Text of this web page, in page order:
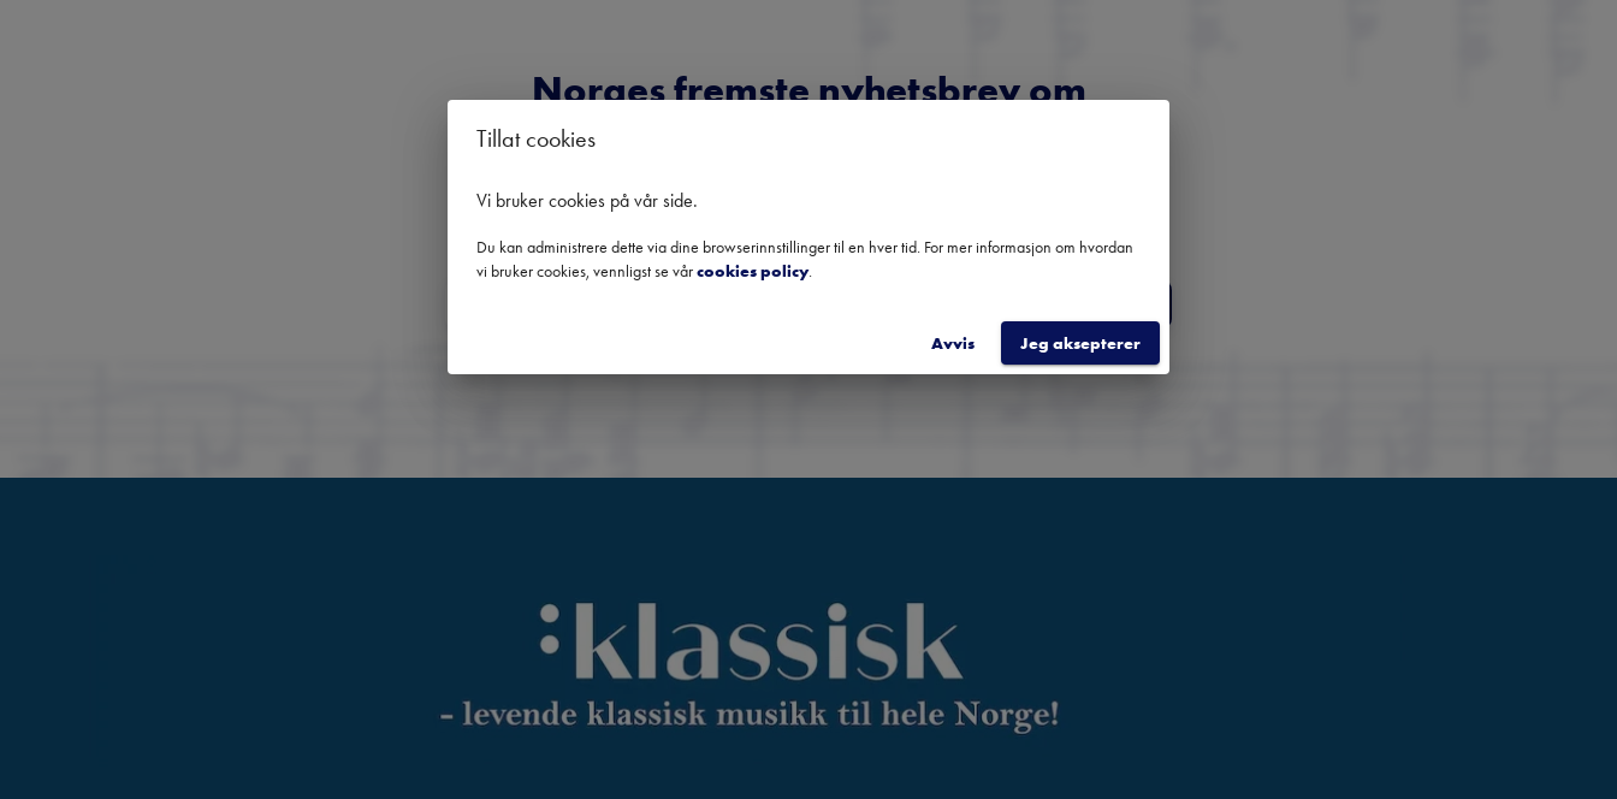
Norges fremste nyhetsbrev om
Tillat cookies
Vi bruker cookies på vår side.
Du kan administrere dette via dine browserinnstillinger til en hver tid. For mer informasjon om hvordan
vi bruker cookies, vennligst se vårcookies policy.
Avvis Jeg aksepterer